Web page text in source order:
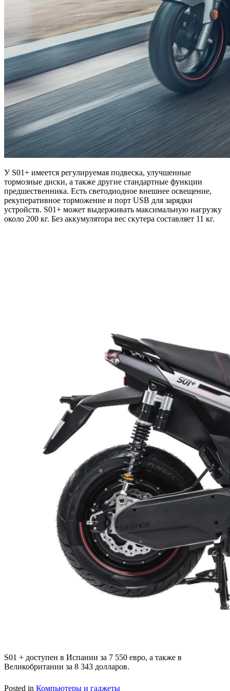
У S01+ имеется регулируемая подвеска, улучшенные
тормозные диски, а также другие стандартные функции
предшественника. Есть светодиодное внешнее освещение,
рекуперативное торможение и порт USB для зарядки
устройств. S01+ может выдерживать максимальную нагрузку
около 200 кг. Без аккумулятора вес скутера составляет 11 кг.
S01 + доступен в Испании за 7 550 евро, а также в
Великобритании за 8 343 долларов.
Posted in Компьютеры и гаджеты